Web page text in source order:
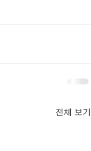
전체 보기